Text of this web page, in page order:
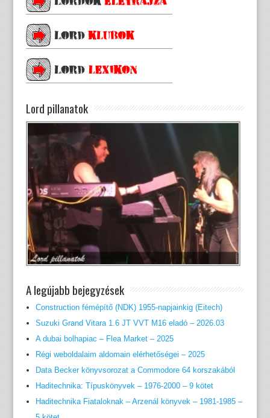
Lord pillanatok
A legújabb bejegyzések
Construction fémépítő (NDK) 1955-napjainkig (Eitech)
Suzuki Grand Vitara 1.6 JT VVT M16 eladó – 2026.03
A dubai bolhapiac – Flea Market – 2025
Régi weboldalaim aldomain elérhetőségei – 2025
Data Becker könyvsorozat a Commodore 64 korszakából
Haditechnika: Típuskönyvek – 1976-2000 – 9 kötet
Haditechnika Fiataloknak – Arzenál könyvek – 1981-1985 –